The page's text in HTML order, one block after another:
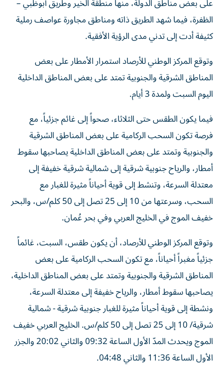
الظفرة، فيما شهد الطريق ذاته ومناطق مجاورة عواصف رملية
كثيفة أدت إلى تدني مدى الرؤية الأفقية.
وتوقع المركز الوطني للأرصاد استمرار الأمطار على بعض
المناطق الشرقية والجنوبية تمتد على بعض المناطق الداخلية
اليوم السبت ولمدة 3 أيام.
فيما يكون الطقس حتى الثلاثاء، صحواً إلى غائم جزئياً، مع
فرصة تكون السحب الركامية على بعض المناطق الشرقية
والجنوبية وتمتد على بعض المناطق الداخلية يصاحبها سقوط
أمطار، والرياح جنوبية شرقية إلى شمالية شرقية خفيفة إلى
معتدلة السرعة، وتنشط إلى قوية أحياناً مثيرة للغبار مع
السحب، وسرعتها من 10 إلى 25 تصل إلى 50 كلم/س، والبحر
خفيف الموج في الخليج العربي وفي بحر عُمان.
وتوقع المركز الوطني للأرصاد، أن يكون طقس، السبت، غائماً
جزئياً مغبراً أحياناً، مع تكون السحب الركامية على بعض
المناطق الشرقية والجنوبية وتمتد على بعض المناطق الداخلية،
يصاحبها سقوط أمطار، والرياح خفيفة إلى معتدلة السرعة،
ونشطة إلى قوية أحياناً مثيرة للغبار جنوبية شرقية - شمالية
شرقية/ 10 إلى 25 تصل إلى 50 كلم/س. الخليج العربي خفيف
الموج ويحدث المدّ الأول الساعة 09:32 والثاني 20:02 والجزر
الأول الساعة 11:36 والثاني 04:48.